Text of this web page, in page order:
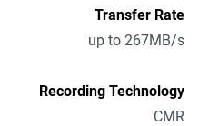
Transfer Rate
up to 267MB/s
Recording Technology
CMR